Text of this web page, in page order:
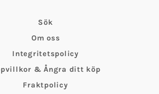
Sök
Om oss
Integritetspolicy
& Ångra ditt köp
Fraktpolicy